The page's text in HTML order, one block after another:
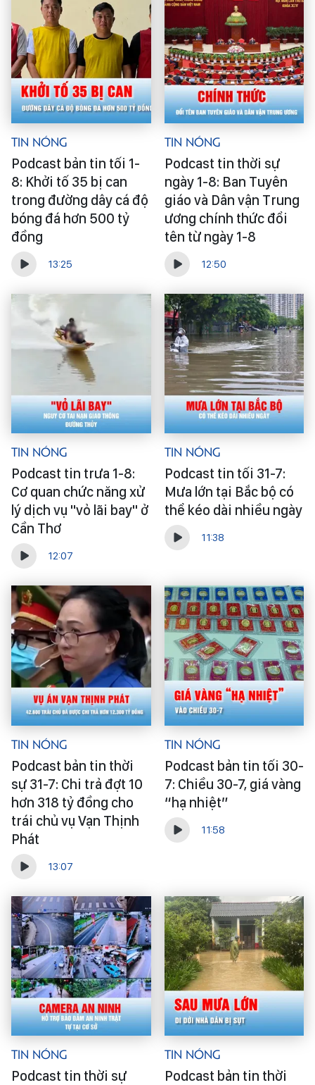
Tin Nóng
Podcast bản tin tối 1-
8: Khởi tố 35 bị can
trong đường dây cá độ
bóng đá hơn 500 tỷ
đồng
13:25
Tin Nóng
Podcast tin thời sự
ngày 1-8: Ban Tuyên
giáo và Dân vận Trung
ương chính thức đổi
tên từ ngày 1-8
12:50
Tin Nóng
Podcast tin trưa 1-8:
Cơ quan chức năng xử
lý dịch vụ "vỏ lãi bay" ở
Cần Thơ
12:07
Tin Nóng
Podcast tin tối 31-7:
Mưa lớn tại Bắc bộ có
thể kéo dài nhiều ngày
11:38
Tin Nóng
Podcast bản tin thời
sự 31-7: Chi trả đợt 10
hơn 318 tỷ đồng cho
trái chủ vụ Vạn Thịnh
Phát
13:07
Tin Nóng
Podcast bản tin tối 30-
7: Chiều 30-7, giá vàng
“hạ nhiệt”
11:58
Tin Nóng
Podcast tin thời sự
Tin Nóng
Podcast bản tin thời